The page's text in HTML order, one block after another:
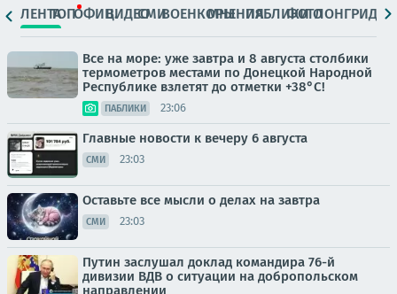
ЛЕНТАТОПОФИЦ.ВИДЕОСМИВОЕНКОРЫМНЕНИЯПАБЛИКИ
ФОТОЛОНГРИДЫ
Все на море: уже завтра и 8 августа столбики
термометров местами по Донецкой Народной
Республике взлетят до отметки +38°C!
ПАБЛИКИ 23:06
Главные новости к вечеру 6 августа
СМИ 23:03
Оставьте все мысли о делах на завтра
СМИ 23:03
Путин заслушал доклад командира 76-й
дивизии ВДВ о ситуации на добропольском
направлении